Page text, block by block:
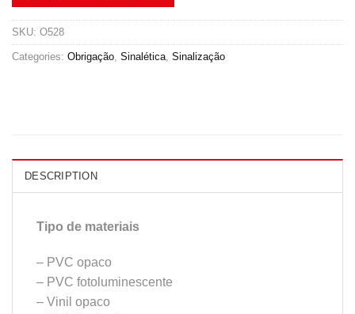
SKU: O528
Categories: Obrigação Sinalética Sinalização
DESCRIPTION
Tipo de materiais
– PVC opaco
– PVC fotoluminescente
– Vinil opaco